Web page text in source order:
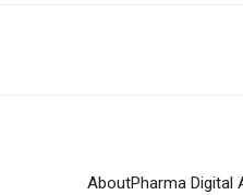
AboutPharma Digital